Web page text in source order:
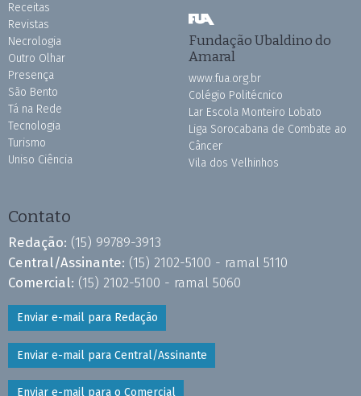
Receitas
Revistas
Necrologia
Outro Olhar
Presença
São Bento
Tá na Rede
Tecnologia
Turismo
Uniso Ciência
Fundação Ubaldino do
Amaral
www.fua.org.br
Colégio Politécnico
Lar Escola Monteiro Lobato
Liga Sorocabana de Combate ao
Câncer
Vila dos Velhinhos
Contato
Redação: (15) 99789-3913
Central/Assinante: (15) 2102-5100 - ramal 5110
Comercial: (15) 2102-5100 - ramal 5060
Enviar e-mail para Redação
Enviar e-mail para Central/Assinante
Enviar e-mail para o Comercial